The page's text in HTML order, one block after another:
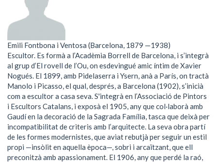
Emili Fontbona i Ventosa (Barcelona, 1879 —1938)
Escultor. Es formà a l’Acadèmia Borrell de Barcelona, i s’integrà
al grup d’El rovell de l’Ou, on esdevingué amic íntim de Xavier
Nogués. El 1899, amb Pidelaserra i Ysern, anà a París, on tractà
Manolo i Picasso, el qual, després, a Barcelona (1902), s’inicià
com a escultor a casa seva. S'integrà en l’Associació de Pintors
i Escultors Catalans, i exposà el 1905, any que col·laborà amb
Gaudí en la decoració de la Sagrada Família, tasca que deixà per
incompatibilitat de criteris amb l’arquitecte. La seva obra partí
de les formes modernistes, que aviat rebutjà per seguir un estil
propi —insòlit en aquella època—, sobri i arcaïtzant, que ell
preconitzà amb apassionament. El 1906, any que perdé la raó,